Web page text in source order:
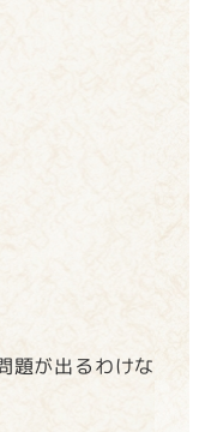
題が出るわけな